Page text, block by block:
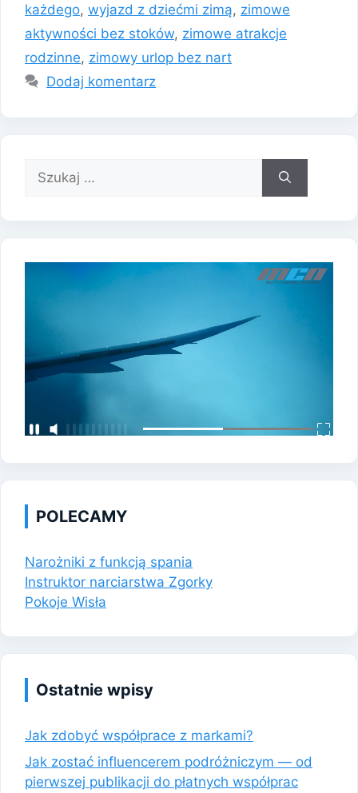
każdego, wyjazd z dziećmi zimą, zimowe
aktywności bez stoków, zimowe atrakcje
rodzinne, zimowy urlop bez nart
Dodaj komentarz
POLECAMY
Narożniki z funkcją spania
Instruktor narciarstwa Zgorky
Pokoje Wisła
Ostatnie wpisy
Jak zdobyć współprace z markami?
Jak zostać influencerem podróżniczym — od
pierwszej publikacji do płatnych współprac